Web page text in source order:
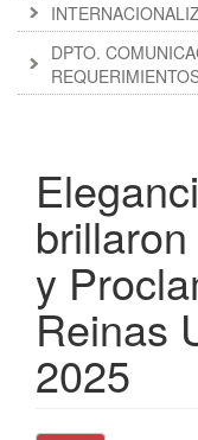
DPTO.
y
Reinas
2025